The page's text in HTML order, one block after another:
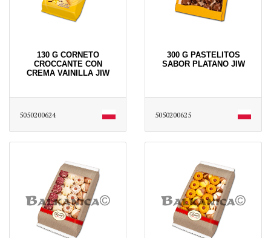
130 G CORNETO
CROCCANTE CON
CREMA VAINILLA JIW
5050200624
300 G PASTELITOS
SABOR PLATANO JIW
5050200625